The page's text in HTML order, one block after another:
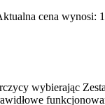
cena wynosi:
wybierając